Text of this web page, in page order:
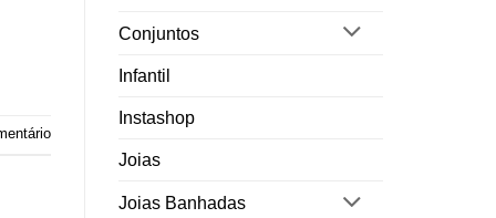
Conjuntos
Infantil
Instashop
Joias
Joias Banhadas